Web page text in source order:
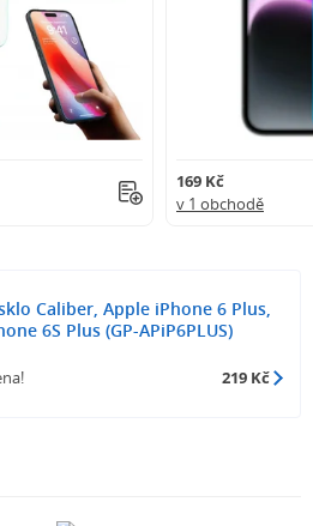
169 Kč
v 1 obchodě
Caliber, Apple iPhone 6 Plus,
6S Plus (GP-APiP6PLUS)
219 Kč